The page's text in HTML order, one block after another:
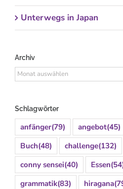
Unterwegs in Japan
Archiv
Archiv
Schlagwörter
anfänger(79) angebot(45)
Buch(48) challenge(132)
conny sensei(40) Essen
grammatik(83) hiragana